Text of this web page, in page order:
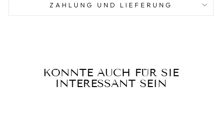
ZAHLUNG UND LIEFERUNG
KÖNNTE AUCH FÜR SIE
INTERESSANT SEIN